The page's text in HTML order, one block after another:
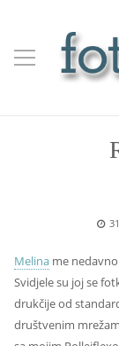
Meliname nedavno
Svidjele su joj se
drukčije od
društvenim